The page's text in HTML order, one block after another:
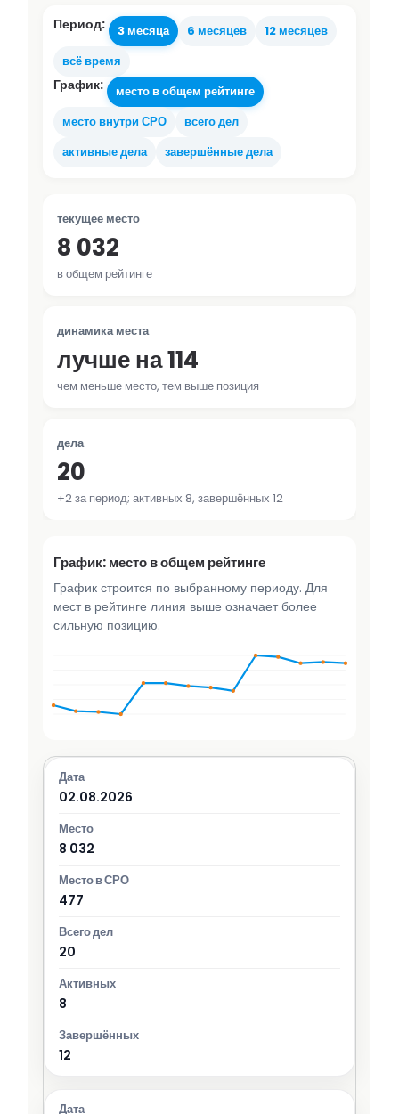
Период: 3 месяца 6 месяцев
12 месяцев
всё время
График:
место в общем рейтинге
место внутри СРО
всего дел
активные дела
завершённые дела
текущее место
8 032
в общем рейтинге
динамика места
лучше на 114
чем меньше место, тем выше позиция
дела
20
+2 за период; активных 8, завершённых 12
График: место в общем рейтинге
График строится по выбранному периоду. Для
мест в рейтинге линия выше означает более
сильную позицию.
02.08.2026
8 032
477
20
8
12